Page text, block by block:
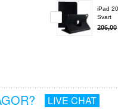
iPad
Svart
206,00
LIVE CHAT